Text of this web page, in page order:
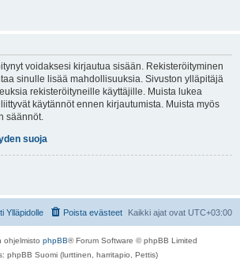
voidaksesi kirjautua sisään. Rekisteröityminen
sinulle lisää mahdollisuuksia. Sivuston ylläpitäjä
rekisteröityneille käyttäjille. Muista lukea
käytännöt ennen kirjautumista. Muista myös
säännöt.
suoja
Kaikki ajat ovat UTC+03:00
Poista evästeet
Ylläpidolle
ohjelmisto phpBB® Forum Software © phpBB Limited
phpBB Suomi (lurttinen, harritapio, Pettis)